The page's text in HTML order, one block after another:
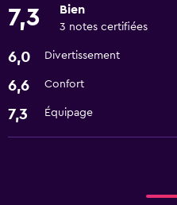
7,3 Bien
3 notes certifiées
6,0 Divertissement
6,6 Confort
7,3 Équipage